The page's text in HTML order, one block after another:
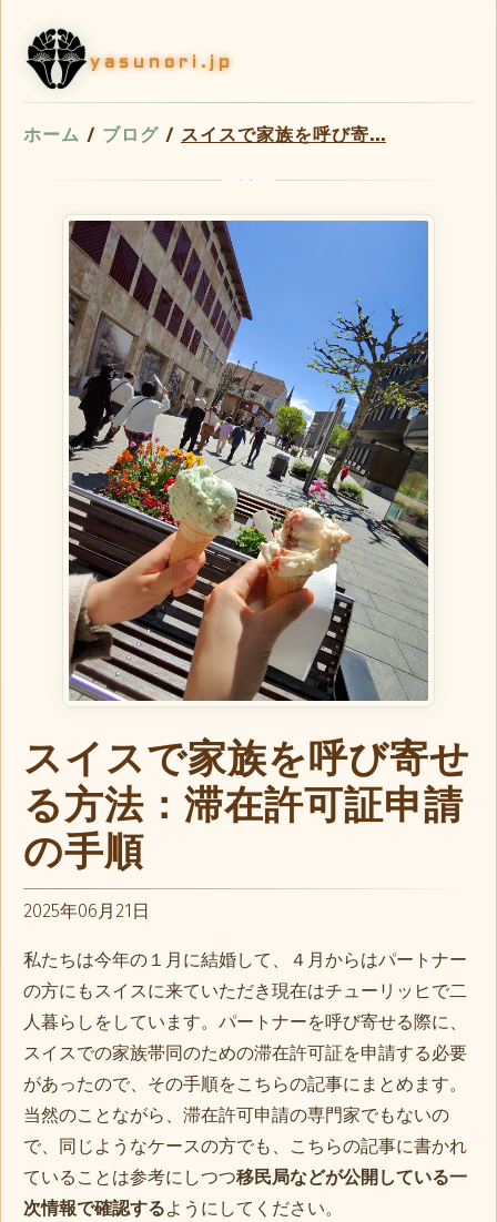
yasunori.jp
ホーム / ブログ / スイスで家族を呼び寄...
スイスで家族を呼び寄せ
る方法：滞在許可証申請
の手順
2025年06月21日
私たちは今年の１月に結婚して、４月からはパートナー
の方にもスイスに来ていただき現在はチューリッヒで二
人暮らしをしています。パートナーを呼び寄せる際に、
スイスでの家族帯同のための滞在許可証を申請する必要
があったので、その手順をこちらの記事にまとめます。
当然のことながら、滞在許可申請の専門家でもないの
で、同じようなケースの方でも、こちらの記事に書かれ
ていることは参考にしつつ移民局などが公開している一
次情報で確認するようにしてください。